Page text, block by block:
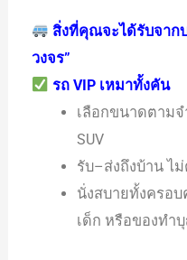
สิ่งที่คุณจะได้รับจาก
วงจร”
รถ VIP เหมาทั้งคัน
เลือกขนาดตามจ
SUV
รับ–ส่งถึงบ้าน ไ
นั่งสบายทั้งครอบ
เด็ก หรือของทำ